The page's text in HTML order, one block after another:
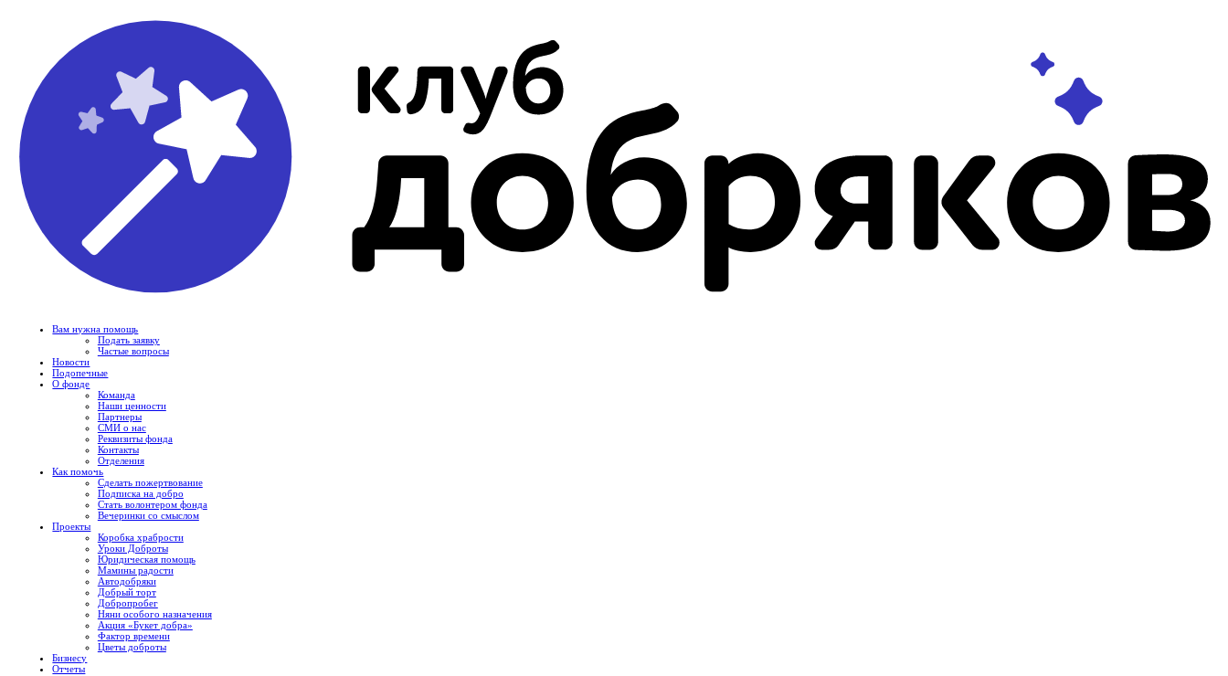
Вам нужна помощь
Подать заявку
Частые вопросы
Новости
Подопечные
О фонде
Команда
Наши ценности
Партнеры
СМИ о нас
Реквизиты фонда
Контакты
Отделения
Как помочь
Сделать пожертвование
Подписка на добро
Стать волонтером фонда
Вечеринки со смыслом
Проекты
Коробка храбрости
Уроки Доброты
Юридическая помощь
Мамины радости
Автодобряки
Добрый торт
Добропробег
Няни особого назначения
Акция «Букет добра»
Фактор времени
Цветы доброты
Бизнесу
Отчеты